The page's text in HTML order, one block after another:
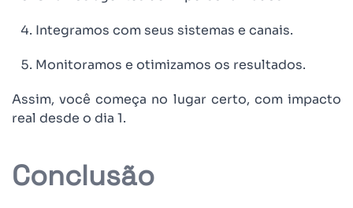
Integramos com seus sistemas e canais.
Monitoramos e otimizamos os resultados.
Assim, você começa no lugar certo, com impacto
real desde o dia 1.
Conclusão